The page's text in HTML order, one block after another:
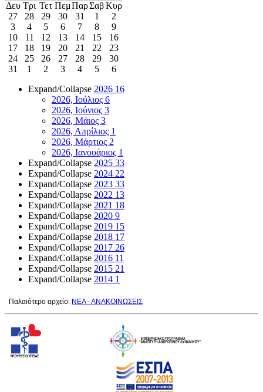
Δευ Τρι Τετ ΠεμΠαρΣαβΚυρ
27
28 29 30 31 1
2
3
4 5 6 7 8
9
10
11 12 13 14 15
16
17
18 19 20 21 22
23
24
25 26 27 28 29
30
31
1 2 3 4 5
6
Expand/Collapse 2026 16
2026, Ιούλιος 6
2026, Ιούνιος 3
2026, Μάιος 3
2026, Απρίλιος 1
2026, Μάρτιος 2
2026, Ιανουάριος 1
Expand/Collapse 2025 33
Expand/Collapse 2024 22
Expand/Collapse 2023 33
Expand/Collapse 2022 13
Expand/Collapse 2021 18
Expand/Collapse 2020 9
Expand/Collapse 2019 15
Expand/Collapse 2018 17
Expand/Collapse 2017 26
Expand/Collapse 2016 11
Expand/Collapse 2015 21
Expand/Collapse 2014 1
Παλαιότερο αρχείο: ΝΕΑ - ΑΝΑΚΟΙΝΩΣΕΙΣ